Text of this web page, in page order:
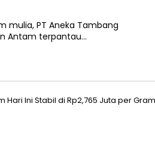
mulia, PT Aneka Tambang
Antam terpantau…